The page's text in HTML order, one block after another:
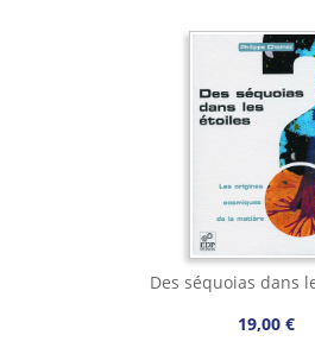
Des séquoias dans
19,00 €